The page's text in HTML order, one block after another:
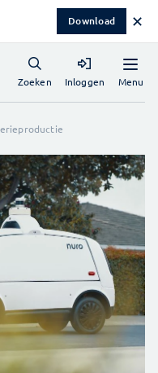
Download ✕
Menu
Zoeken Inloggen